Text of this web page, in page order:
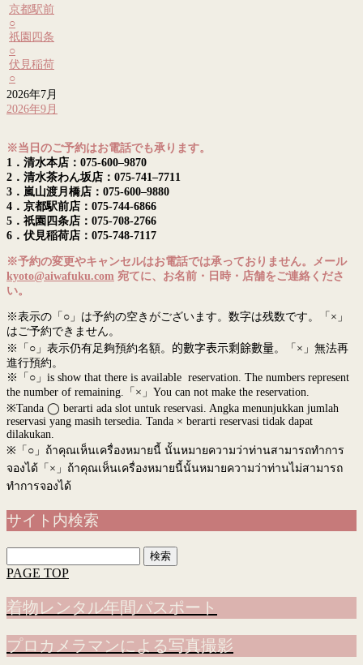
京都駅前
○
祇園四条
○
伏見稲荷
○
2026年7月
2026年9月
※当日のご予約はお電話でも承ります。
1．清水本店：075-600–9870
2．清水茶わん坂店：075-741–7711
3．嵐山渡月橋店：075-600–9880
4．京都駅前店：075-744-6866
5．祇園四条店：075-708-2766
6．伏見稲荷店：075-748-7117
※予約の変更やキャンセルはお電話では承っておりません。メール
kyoto@aiwafuku.com 宛てに、お名前・日時・店舗をご連絡くださ
い。
※表示の「○」は予約の空きがございます。数字は残数です。「×」
はご予約できません。
※「○」表示仍有足夠預約名額。 的數字表示剩餘數量。「×」無法再
進行預約。
※「○」is show that there is available reservation. The numbers represent
the number of remaining.「×」You can not make the reservation.
※Tanda ◯ berarti ada slot untuk reservasi. Angka menunjukkan jumlah
reservasi yang masih tersedia. Tanda × berarti reservasi tidak dapat
dilakukan.
※ 「○」ถ้าคุณเห็นเครื่องหมายนี้ นั้นหมายความว่าท่านสามารถทำการ
จองได้「×」ถ้าคุณเห็นเครื่องหมายนี้นั้นหมายความว่าท่านไม่สามารถ
ทำการจองได้
サイト内検索
索:
PAGE TOP
着物レンタル年間パスポート
プロカメラマンによる写真撮影